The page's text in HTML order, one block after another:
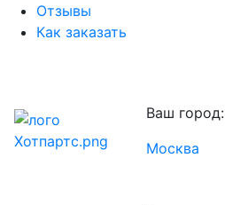
Отзывы
Как заказать
Ваш город:
Москва